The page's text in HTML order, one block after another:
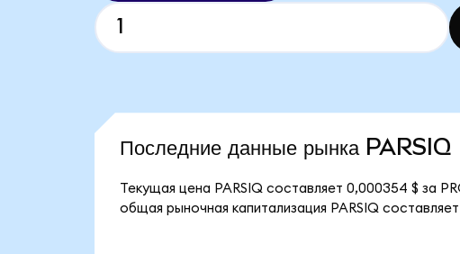
Последние данные рынка PARSIQ
Текущая цена PARSIQ составляет 0,000354 $ за
общая рыночная капитализация PARSIQ